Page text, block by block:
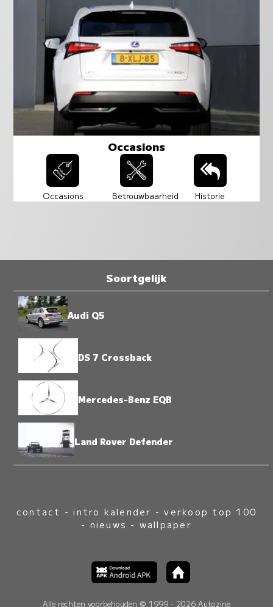
Occasions
Occasions Betrouwbaarheid Historie
Soortgelijk
Audi Q5
DS 7 Crossback
Mercedes-Benz EQB
Land Rover Defender
contact -intro kalender -verkoop top 100
- nieuws - wallpaper
Alle rechten voorbehouden © 1999 - 2026 Autozine